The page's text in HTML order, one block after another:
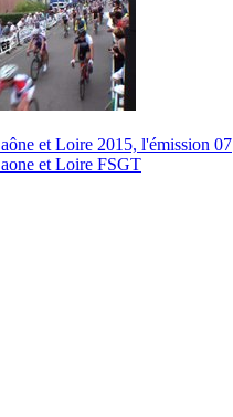
et Loire 2015, l'émission 07
et Loire FSGT